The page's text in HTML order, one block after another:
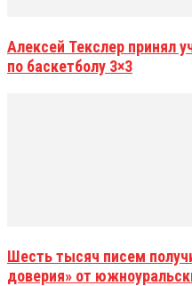
Алексей Текслер принял
по баскетболу 3×3
Шесть тысяч писем
доверия» от